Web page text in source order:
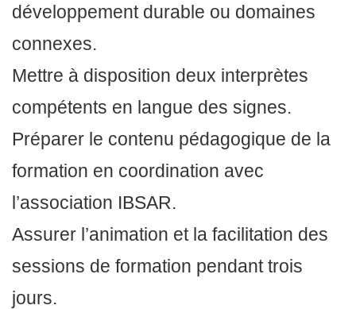
développement durable ou domaines
connexes.
Mettre à disposition deux interprètes
compétents en langue des signes.
Préparer le contenu pédagogique de la
formation en coordination avec
l’association IBSAR.
Assurer l’animation et la facilitation des
sessions de formation pendant trois
jours.